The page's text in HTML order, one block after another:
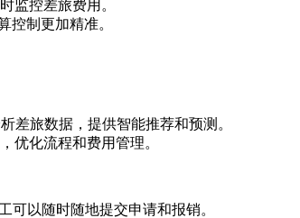
监控差旅费用。
控制更加精准。
差旅数据，提供智能推荐和预测。
优化流程和费用管理。
可以随时随地提交申请和报销。